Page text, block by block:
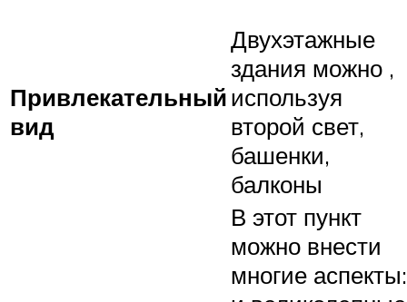
Привлекательный
вид
Двухэтажные
здания можно ,
используя
второй свет,
башенки,
балконы
В этот пункт
можно внести
многие аспекты: